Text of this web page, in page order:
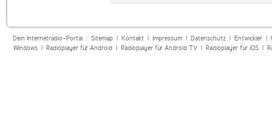
Dein Internetradio-Portal : Sitemap| Kontakt| Impressum| Datenschutz| Entwickler|
Windows| Radioplayer für Android| Radioplayer für Android TV| Radioplayer für iOS|